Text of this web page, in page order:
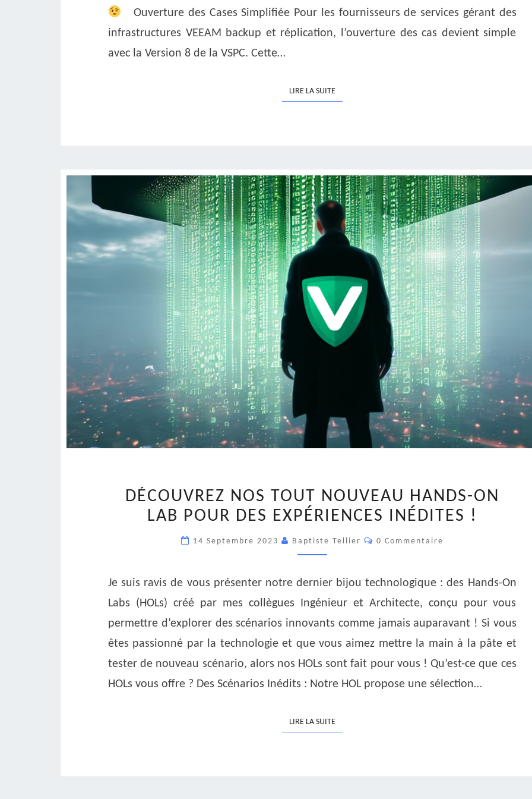
Ouverture des Cases Simplifiée Pour les fournisseurs de services gérant des
infrastructures VEEAM backup et réplication, l’ouverture des cas devient simple
avec la Version 8 de la VSPC. Cette…
LIRE LA SUITELIRE LA SUITE
NOS
TOUT
LAB
POUR
DES
INÉDITES
!
DÉCOUVREZ NOS TOUT NOUVEAU HANDS-ON
LAB POUR DES EXPÉRIENCES INÉDITES !
14 Septembre 2023 Baptiste Tellier Commentaires
0 Commentaire
Je suis ravis de vous présenter notre dernier bijou technologique : des Hands-On
Labs (HOLs) créé par mes collègues Ingénieur et Architecte, conçu pour vous
permettre d’explorer des scénarios innovants comme jamais auparavant ! Si vous
êtes passionné par la technologie et que vous aimez mettre la main à la pâte et
tester de nouveau scénario, alors nos HOLs sont fait pour vous ! Qu’est-ce que ces
HOLs vous offre ? Des Scénarios Inédits : Notre HOL propose une sélection…
LIRE LA SUITELIRE LA SUITE